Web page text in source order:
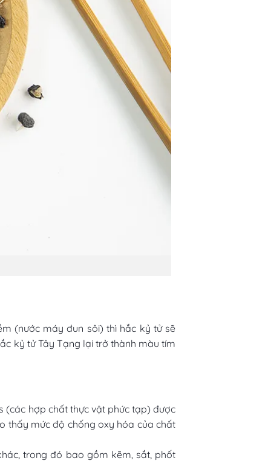
(nước máy đun sôi) thì hắc kỷ tử sẽ
kỷ tử Tây Tạng lại trở thành màu tím
(các hợp chất thực vật phức tạp) được
thấy mức độ chống oxy hóa của chất
trong đó bao gồm kẽm, sắt, phốt